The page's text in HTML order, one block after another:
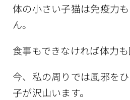
体の小さい子猫は免疫力
ん。
食事もできなければ体力も
今、私の周りでは風邪を
子が沢山います。